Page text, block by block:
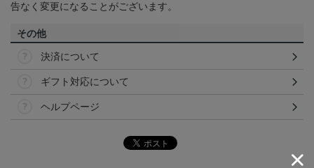
告なく変更になることがございます。
その他
決済について
ギフト対応について
ヘルプページ